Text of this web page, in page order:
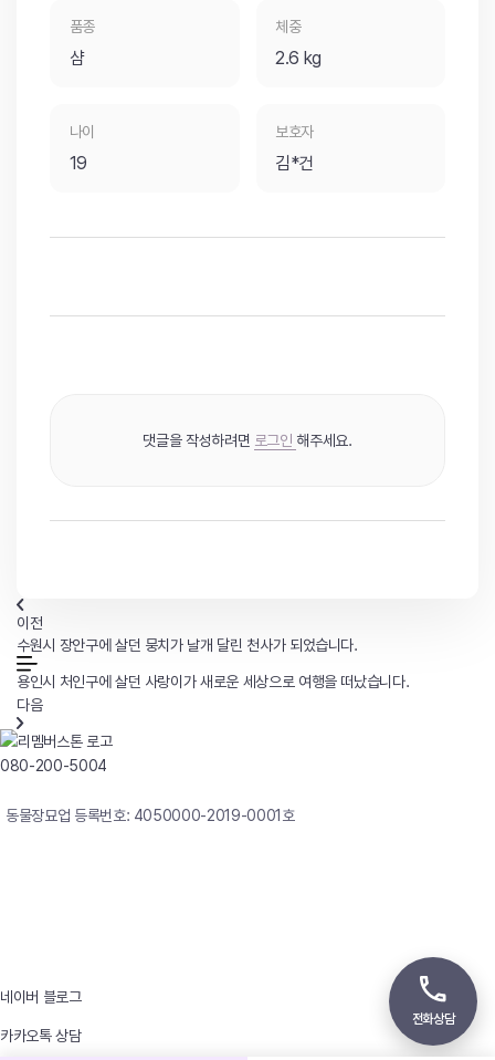
품종
샴
체중
2.6 kg
나이
19
보호자
김*건
댓글을 작성하려면 로그인 해주세요.
이전
수원시 장안구에 살던 뭉치가 날개 달린 천사가 되었습니다.
용인시 처인구에 살던 사랑이가 새로운 세상으로 여행을 떠났습니다.
다음
080-200-5004
동물장묘업 등록번호: 4050000-2019-0001호
네이버 블로그
카카오톡 상담
전화상담